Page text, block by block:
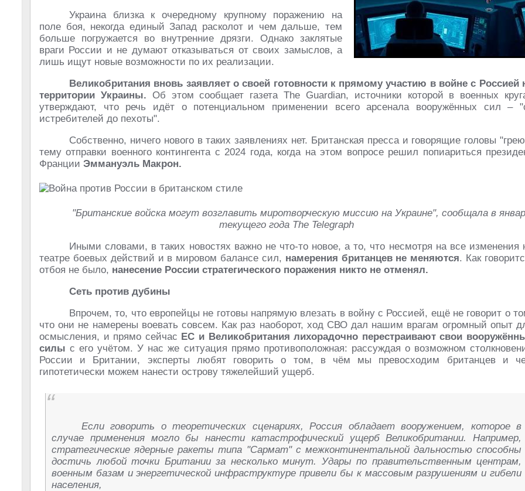
Украина близка к очередному крупному поражению на
поле боя, некогда единый Запад расколот и чем дальше, тем
больше погружается во внутренние дрязги. Однако заклятые
враги России и не думают отказываться от своих замыслов, а
лишь ищут новые возможности по их реализации.
Великобритания вновь заявляет о своей готовности к прямому участию в войне с Россией
территории Украины. Об этом сообщает газета The Guardian, источники которой в военных
утверждают, что речь идёт о потенциальном применении всего арсенала вооружённых сил –
истребителей до пехоты".
Собственно, ничего нового в таких заявлениях нет. Британская пресса и говорящие головы
тему отправки военного контингента с 2024 года, когда на этом вопросе решил попиариться
Франции Эммануэль Макрон.
"Британские войска могут возглавить миротворческую миссию на Украине", сообщала в
текущего года The Telegraph
Иными словами, в таких новостях важно не что-то новое, а то, что несмотря на все изменения
театре боевых действий и в мировом балансе сил, намерения британцев не меняются. Как
отбоя не было, нанесение России стратегического поражения никто не отменял.
Сеть против дубины
Впрочем, то, что европейцы не готовы напрямую влезать в войну с Россией, ещё не говорит о
что они не намерены воевать совсем. Как раз наоборот, ход СВО дал нашим врагам огромный опыт
осмысления, и прямо сейчас ЕС и Великобритания лихорадочно перестраивают свои
силы с его учётом. У нас же ситуация прямо противоположная: рассуждая о возможном
России и Британии, эксперты любят говорить о том, в чём мы превосходим британцев и
гипотетически можем нанести острову тяжелейший ущерб.
Если говорить о теоретических сценариях, Россия обладает вооружением, которое в
случае применения могло бы нанести катастрофический ущерб Великобритании. Например,
стратегические ядерные ракеты типа "Сармат" с межконтинентальной дальностью способны
достичь любой точки Британии за несколько минут. Удары по правительственным центрам,
военным базам и энергетической инфраструктуре привели бы к массовым разрушениям и гибели
населения,